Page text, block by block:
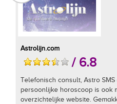
Astrolijn.com
/ 6.8
Telefonisch consult, Astro
persoonlijke horoscoop is ook
overzichtelijke website.